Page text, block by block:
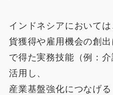
インドネシアにおいて
貨獲得や雇用機会の創
で得た実務技能（例：
活用し、
産業基盤強化につなげ